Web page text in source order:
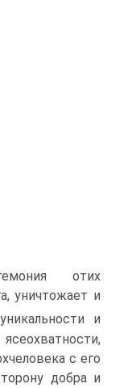
отих
уничтожает и
и
с его
добра и